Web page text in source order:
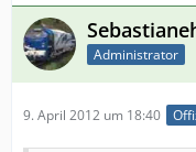
Administrator
9. April 2012 um 18:40